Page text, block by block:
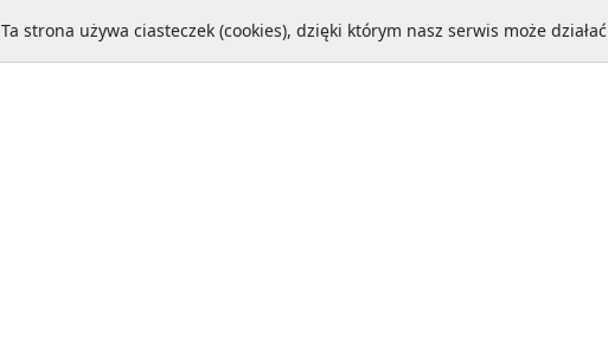
Ta strona używa ciasteczek (cookies), dzięki którym nasz serwis może